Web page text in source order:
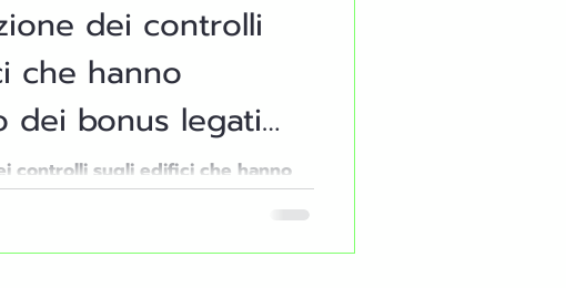
dei controlli
che hanno
dei bonus legati
come il
o l'Ecobonus
controlli sugli edifici che hanno
legati alla riqualificazione,
o l'Ecobonus